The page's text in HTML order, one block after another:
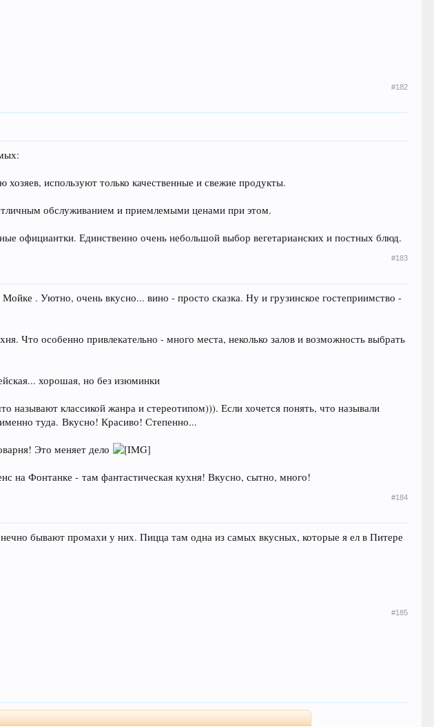
#182
используют только качественные и свежие продукты.
обслуживанием и приемлемыми ценами при этом.
официантки. Единственно очень небольшой выбор вегетарианских и постных блюд.
#183
. Уютно, очень вкусно... вино - просто сказка. Ну и грузинское гостеприимство -
Что особенно привлекательно - много места, неколько залов и возможность выбрать
хорошая, но без изюминки
называют классикой жанра и стереотипом))). Если хочется понять, что называли
туда. Вкусно! Красиво! Степенно...
Это меняет дело
на Фонтанке - там фантастическая кухня! Вкусно, сытно, много!
#184
бывают промахи у них. Пицца там одна из самых вкусных, которые я ел в Питере
#185